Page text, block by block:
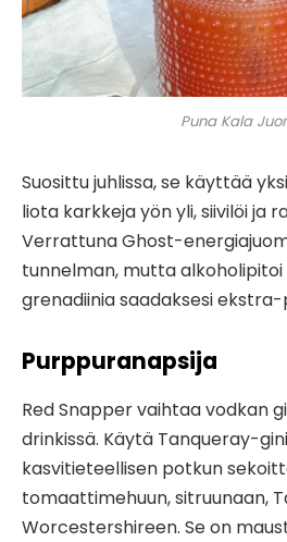
Puna Kala
Suosittu juhlissa, se käyttää
liota karkkeja yön yli, siivilöi ja
Verrattuna Ghost-
tunnelman, mutta alkoholipitoi
grenadiinia saadaksesi
Purppuranapsija
Red Snapper vaihtaa vodkan
drinkissä. Käytä Tanqueray-
kasvitieteellisen potkun
tomaattimehuun, sitruunaan,
Worcestershireen. Se on